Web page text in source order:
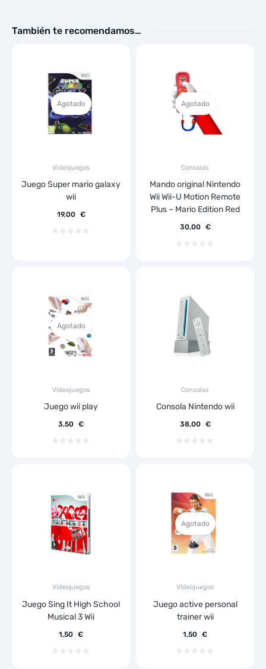
También te recomendamos…
Agotado
Videojuegos
Juego Super mario galaxy
wii
19,00 €
Agotado
Consolas
Mando original Nintendo
Wii Wii-U Motion Remote
Plus – Mario Edition Red
30,00 €
Agotado
Videojuegos
Juego wii play
3,50 €
Consolas
Consola Nintendo wii
38,00 €
Videojuegos
Juego Sing It High School
Musical 3 Wii
1,50 €
Agotado
Videojuegos
Juego active personal
trainer wii
1,50 €